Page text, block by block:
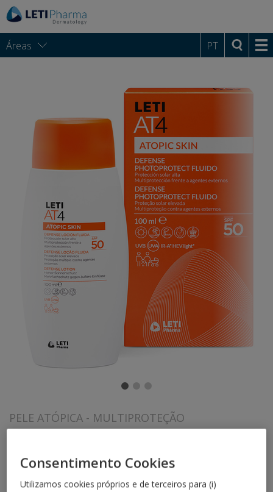
Áreas PT
PELE ATÓPICA MULTIPROTEÇÃO
PHOTOPROTECT Fluido
SPF50
Consentimento Cookies
Utilizamos cookies próprios e de terceiros para (i)